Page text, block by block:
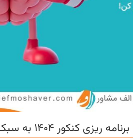
به سبک رتبه های برتر